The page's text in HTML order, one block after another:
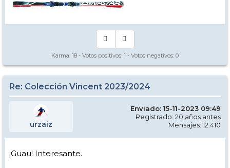
Karma: 18 - Votos positivos: 1 - Votos negativos: 0
Re: Colección Vincent 2023/2024
urzaiz
Enviado: 15-11-2023 09:49
Registrado: 20 años antes
Mensajes: 12.410
¡Guau! Interesante.